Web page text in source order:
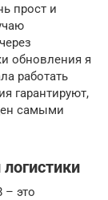
прост и
обновления я
работать
гарантируют,
самыми
– это